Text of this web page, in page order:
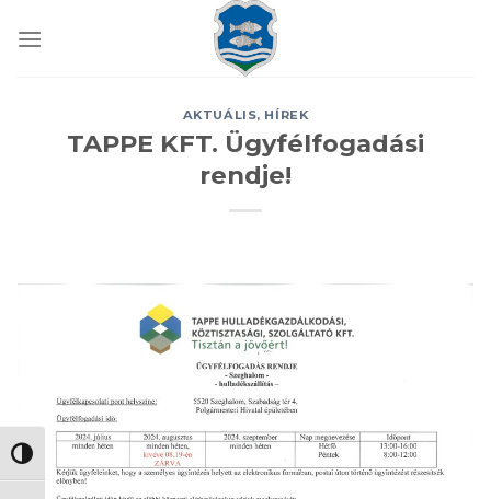
NAGY KONTRASZT VÁLTÁSA
AKTUÁLIS, HÍREK
TAPPE KFT. Ügyfélfogadási
rendje!